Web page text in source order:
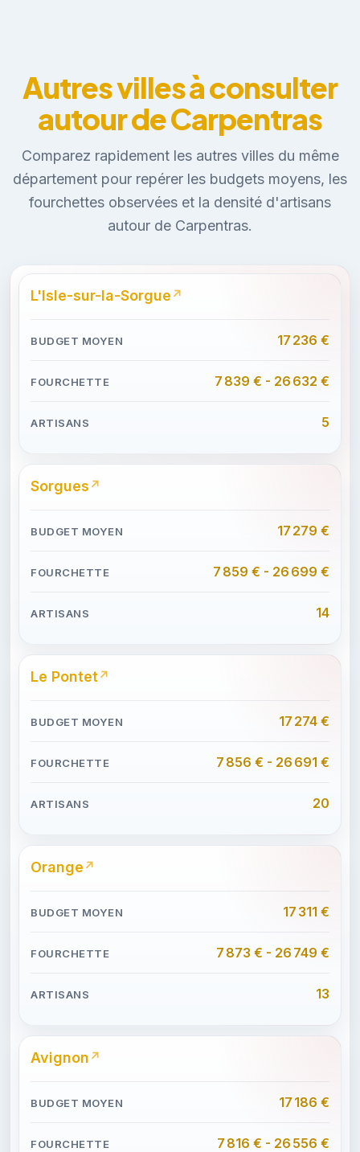
Autres villes à consulter
autour de Carpentras
Comparez rapidement les autres villes du même
département pour repérer les budgets moyens, les
fourchettes observées et la densité d'artisans
autour de Carpentras.
L'Isle-sur-la-Sorgue
17 236 €
7 839 € - 26 632 €
5
Sorgues
17 279 €
7 859 € - 26 699 €
14
Le Pontet
17 274 €
7 856 € - 26 691 €
20
Orange
17 311 €
7 873 € - 26 749 €
13
Avignon
17 186 €
7 816 € - 26 556 €